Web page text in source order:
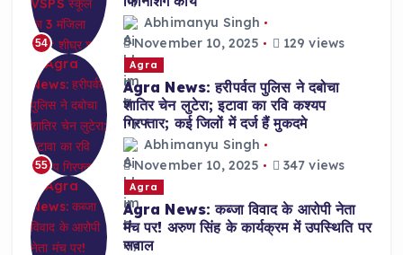
54
Abhimanyu Singh
November 10, 2025
129 views
55
Agra
Agra News: हरीपर्वत पुलिस ने दबोचा
शातिर चेन लुटेरा; इटावा का रवि कश्यप
गिरफ्तार; कई जिलों में दर्ज हैं मुकदमे
Abhimanyu Singh
November 10, 2025
347 views
Agra
Agra News: कब्जा विवाद के आरोपी नेता
मंच पर! अरुण सिंह के कार्यक्रम में उपस्थिति पर
सवाल